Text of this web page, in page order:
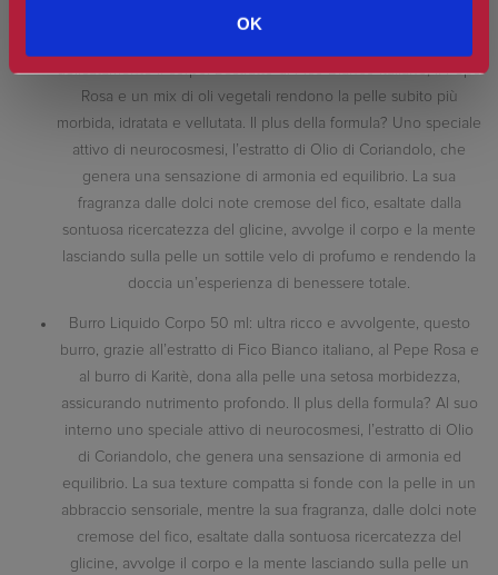
OK
Crema-Latte Doccia 250ml: dalla texture soffice e cremosa,
delicatamente il corpo. L’estratto di Fico Bianco italiano, il Pepe
Rosa e un mix di oli vegetali rendono la pelle subito più
morbida, idratata e vellutata. Il plus della formula? Uno speciale
attivo di neurocosmesi, l’estratto di Olio di Coriandolo, che
genera una sensazione di armonia ed equilibrio. La sua
fragranza dalle dolci note cremose del fico, esaltate dalla
sontuosa ricercatezza del glicine, avvolge il corpo e la mente
lasciando sulla pelle un sottile velo di profumo e rendendo la
doccia un’esperienza di benessere totale.
Burro Liquido Corpo 50 ml: ultra ricco e avvolgente, questo
burro, grazie all’estratto di Fico Bianco italiano, al Pepe Rosa e
al burro di Karitè, dona alla pelle una setosa morbidezza,
assicurando nutrimento profondo. Il plus della formula? Al suo
interno uno speciale attivo di neurocosmesi, l’estratto di Olio
di Coriandolo, che genera una sensazione di armonia ed
equilibrio. La sua texture compatta si fonde con la pelle in un
abbraccio sensoriale, mentre la sua fragranza, dalle dolci note
cremose del fico, esaltate dalla sontuosa ricercatezza del
glicine, avvolge il corpo e la mente lasciando sulla pelle un